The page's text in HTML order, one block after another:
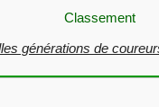
Classement
générations de